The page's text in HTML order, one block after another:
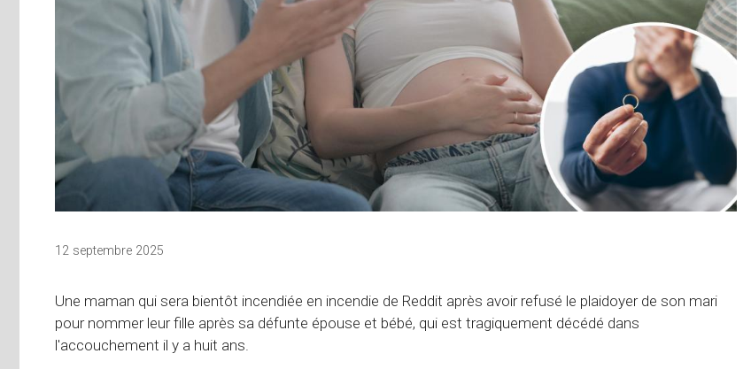
12 septembre 2025
Une maman qui sera bientôt incendiée en incendie de Reddit après avoir refusé le plaidoyer de son mari
pour nommer leur fille après sa défunte épouse et bébé, qui est tragiquement décédé dans
l'accouchement il y a huit ans.